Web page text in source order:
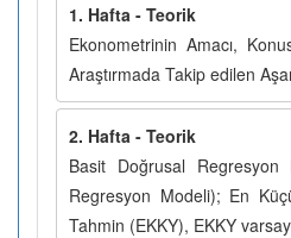
1. Hafta - Teorik
Ekonometrinin Amacı,
Araştırmada Takip edilen
2. Hafta - Teorik
Basit Doğrusal
Regresyon Modeli); En
Tahmin (EKKY), EKKY